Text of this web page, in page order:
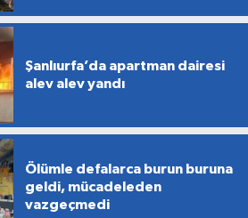
Şanlıurfa’da apartman dairesi
alev alev yandı
Ölümle defalarca burun buruna
geldi, mücadeleden
vazgeçmedi